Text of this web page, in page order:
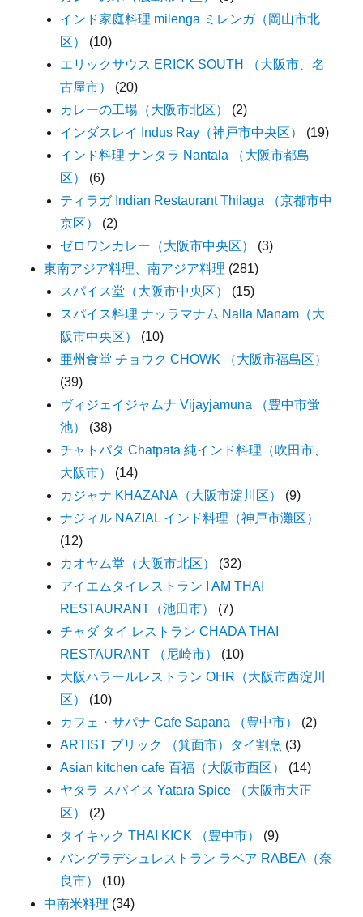
インド家庭料理 milenga ミレンガ（岡山市北
区）
(10)
エリックサウス ERICK SOUTH （大阪市、名
古屋市）
(20)
カレーの工場（大阪市北区）
(2)
インダスレイ Indus Ray（神戸市中央区）
(19)
インド料理 ナンタラ Nantala （大阪市都島
区）
(6)
ティラガ Indian Restaurant Thilaga （京都市中
京区）
(2)
ゼロワンカレー（大阪市中央区）
(3)
東南アジア料理、南アジア料理 (281)
スパイス堂（大阪市中央区）
(15)
スパイス料理 ナッラマナム Nalla Manam（大
阪市中央区）
(10)
亜州食堂 チョウク CHOWK （大阪市福島区）
(39)
ヴィジェイジャムナ Vijayjamuna （豊中市蛍
池）
(38)
チャトパタ Chatpata 純インド料理（吹田市、
大阪市）
(14)
カジャナ KHAZANA（大阪市淀川区）
(9)
ナジィル NAZIAL インド料理（神戸市灘区）
(12)
カオヤム堂（大阪市北区）
(32)
アイエムタイレストラン I AM THAI
RESTAURANT（池田市）
(7)
チャダ タイ レストラン CHADA THAI
RESTAURANT （尼崎市）
(10)
大阪ハラールレストラン OHR（大阪市西淀川
区）
(10)
カフェ・サパナ Cafe Sapana （豊中市）
(2)
ARTIST プリック （箕面市）タイ割烹 (3)
Asian kitchen cafe 百福（大阪市西区）
(14)
ヤタラ スパイス Yatara Spice （大阪市大正
区）
(2)
タイキック THAI KICK （豊中市）
(9)
バングラデシュレストラン ラベア RABEA（奈
良市）
(10)
中南米料理 (34)